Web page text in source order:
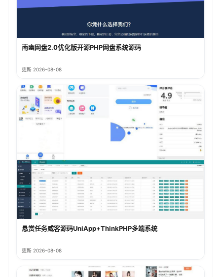
南幽网盘2.0优化版开源PHP网盘系统源码
更新 2026-08-08
悬赏任务威客源码UniApp+ThinkPHP多端系统
更新 2026-08-08